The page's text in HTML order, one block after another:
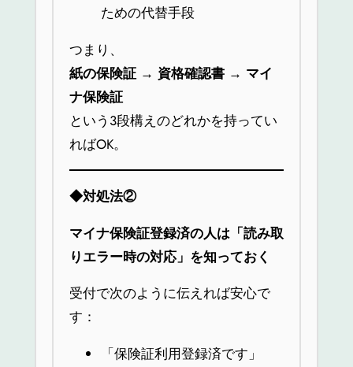
ための代替手段
つまり、
紙の保険証 → 資格確認書 → マイ
ナ保険証
という3段構えのどれかを持ってい
ればOK。
◆対処法②
マイナ保険証登録済の人は「読み取
りエラー時の対応」を知っておく
受付で次のように伝えれば安心で
す：
「保険証利用登録済です」